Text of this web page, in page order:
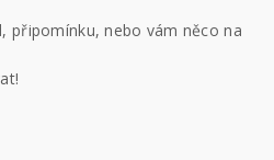
připomínku, nebo vám něco na